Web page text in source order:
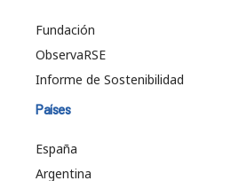
Fundación
ObservaRSE
Informe de Sostenibilidad
Países
España
Argentina